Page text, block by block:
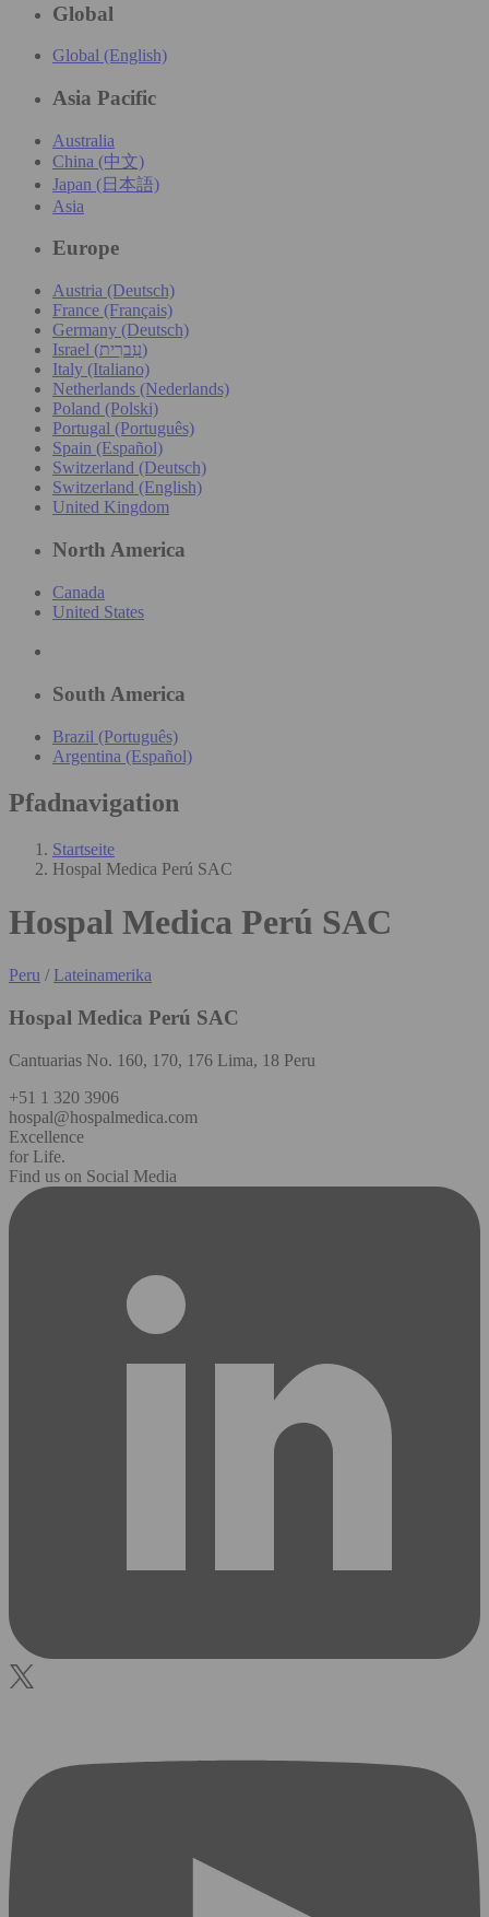
Global
Global (English)
Asia Pacific
Australia
China (中文)
Japan (日本語)
Asia
Europe
Austria (Deutsch)
France (Français)
Germany (Deutsch)
Israel (עִברִית)
Italy (Italiano)
Netherlands (Nederlands)
Poland (Polski)
Portugal (Português)
Spain (Español)
Switzerland (Deutsch)
Switzerland (English)
United Kingdom
North America
Canada
United States
South America
Brazil (Português)
Argentina (Español)
Pfadnavigation
Startseite
Hospal Medica Perú SAC
Hospal Medica Perú SAC
Peru / Lateinamerika
Hospal Medica Perú SAC
Cantuarias No. 160, 170, 176 Lima, 18 Peru
+51 1 320 3906
hospal@hospalmedica.com
Excellence
for Life.
Find us on Social Media